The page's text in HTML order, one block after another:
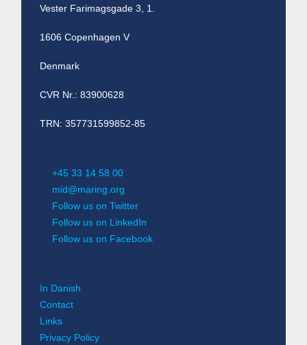
Vester Farimagsgade 3, 1.
1606 Copenhagen V
Denmark
CVR Nr.: 83900628
TRN: 357731599852-85
+45 33 14 58 00
mid@maring.org
Follow us on Twitter
Follow us on LinkedIn
Follow us on Facebook
In Danish
Contact
Links
Privacy Policy